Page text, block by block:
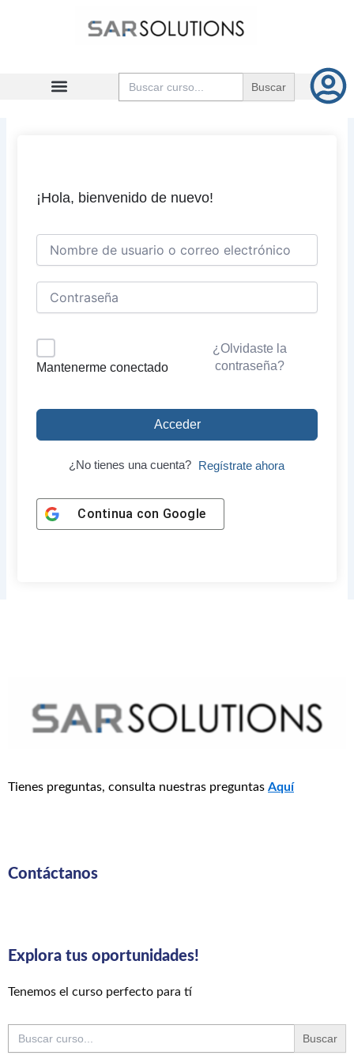
Buscar:
¡Hola, bienvenido de nuevo!
Mantenerme conectado
¿Olvidaste la
contraseña?
Acceder
¿No tienes una cuenta? Regístrate ahora
Continua con Google
Tienes preguntas, consulta nuestras preguntas Aquí
Contáctanos
Explora tus oportunidades!
Tenemos el curso perfecto para tí
Buscar: